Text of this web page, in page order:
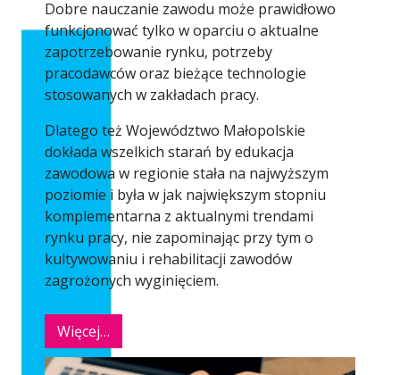
Dobre nauczanie zawodu może prawidłowo
funkcjonować tylko w oparciu o aktualne
zapotrzebowanie rynku, potrzeby
pracodawców oraz bieżące technologie
stosowanych w zakładach pracy.
Dlatego też Województwo Małopolskie
dokłada wszelkich starań by edukacja
zawodowa w regionie stała na najwyższym
poziomie i była w jak największym stopniu
komplementarna z aktualnymi trendami
rynku pracy, nie zapominając przy tym o
kultywowaniu i rehabilitacji zawodów
zagrożonych wyginięciem.
Więcej…